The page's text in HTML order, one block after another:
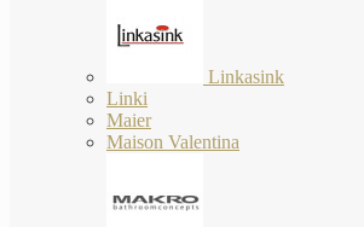
Linkasink
Linki
Maier
Maison Valentina